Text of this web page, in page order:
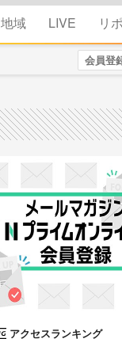
地域 LIVE リ
会員登
アクセスランキング